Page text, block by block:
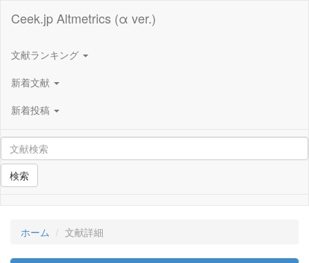
Ceek.jp Altmetrics (α ver.)
文献ランキング
新着文献
新着投稿
検索
ホーム 文献詳細